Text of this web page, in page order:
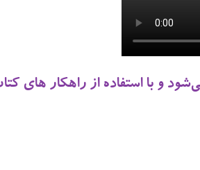
و با استفاده از راهکار های